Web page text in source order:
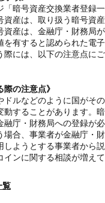
暗号資産交換業者登録
資産は、取り扱う暗号資
資産は、金融庁・財務局
を有すると認められた電
には、以下の注意点にご
際の注意点》
ドルなどのように国がそ
動することがあります。
融庁・財務局への登録が
場合、事業者が金融庁・
しようとする事業者から
インに関する相談が増え
覧